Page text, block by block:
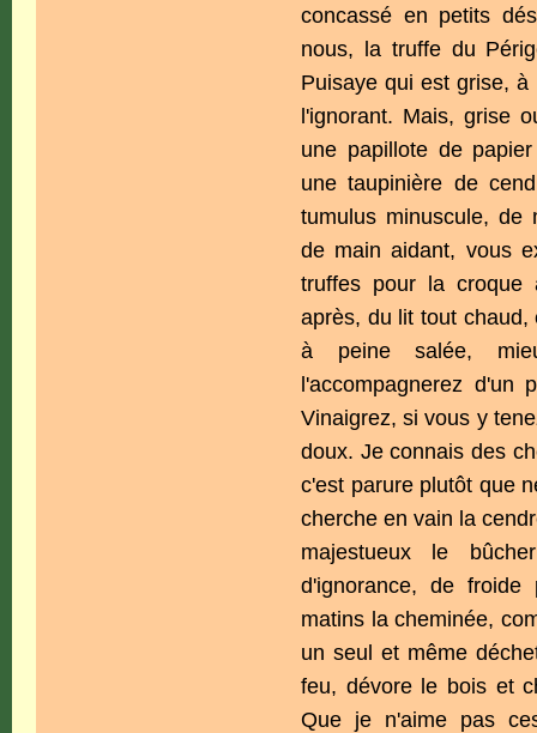
concassé en petits
nous, la truffe du
Puisaye qui est grise,
l'ignorant. Mais, grise
une papillote de
une taupinière de
tumulus minuscule, de
de main aidant, vous
truffes pour la croque
après, du lit tout chaud,
à peine salée,
l'accompagnerez
Vinaigrez, si vous y
doux. Je connais des
c'est parure plutôt que
cherche en vain la
majestueux le
d'ignorance, de froide
matins la cheminée,
un seul et même
feu, dévore le bois et
Que je n'aime pas